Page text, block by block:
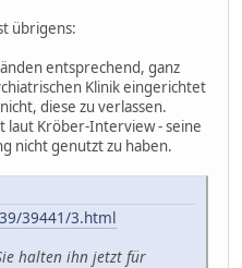
übrigens:
entsprechend, ganz
Klinik eingerichtet
diese zu verlassen.
laut Kröber-Interview - seine
nicht genutzt zu haben.
39441/3.html
halten ihn jetzt für